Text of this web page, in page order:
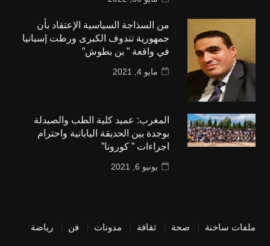
من السذاجة السياسية الإعتقاد بأن
جمهورية تندوف الكبرى ورطت إسبانيا
في واقعة ” بن بطوش”
مايو 4, 2021
المغرب: عميد كلية الطب والصيدلة
بوجدة بين الحديقة اليابانية واحترام
اجراءات ” كورونا”
يونيو 6, 2021
ملفات ساخنة صحة ثقافة مدونات فن رياضة